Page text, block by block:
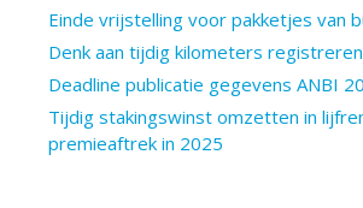
Einde vrijstelling voor pakketjes van
Denk aan tijdig kilometers registreren
Deadline publicatie gegevens ANBI
Tijdig stakingswinst omzetten in
premieaftrek in 2025